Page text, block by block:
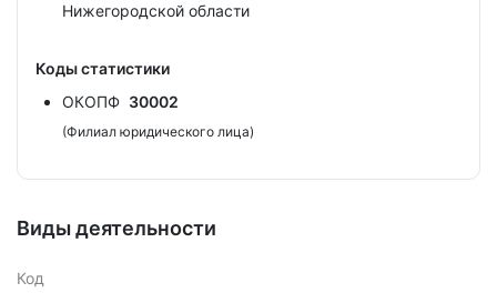
Нижегородской области
Коды статистики
ОКОПФ 30002
(Филиал юридического лица)
Виды деятельности
Код